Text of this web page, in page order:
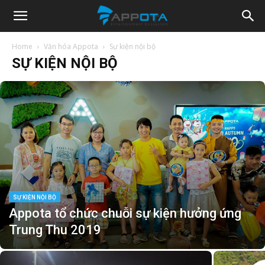
Appota
News
Home Văn hóa Appota Sự kiện nội bộ
SỰ KIỆN NỘI BỘ
SỰ KIỆN NỘI BỘ
Appota tổ chức chuỗi sự kiện hưởng ứng
Trung Thu 2019